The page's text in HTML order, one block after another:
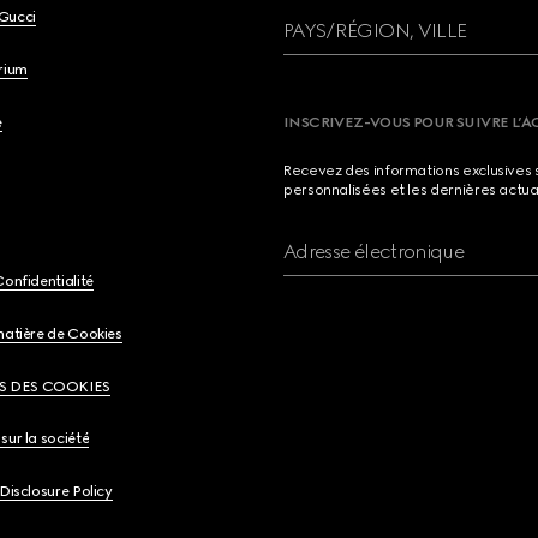
de Cookies
DES COOKIES
la société
Policy
PAYS/RÉGION, VILLE
INSCRIVEZ-VOUS POUR SUIVRE
Recevez des informations
personnalisées et les dernières
Adresse électronique